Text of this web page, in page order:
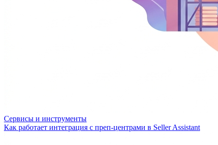
Сервисы и инструменты
Как работает интеграция с преп-центрами в Seller Assistant